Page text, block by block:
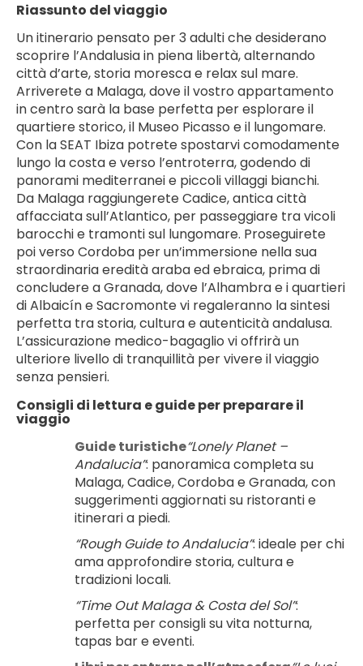
Riassunto del viaggio
Un itinerario pensato per 3 adulti che desiderano
scoprire l’Andalusia in piena libertà, alternando
città d’arte, storia moresca e relax sul mare.
Arriverete a Malaga, dove il vostro appartamento
in centro sarà la base perfetta per esplorare il
quartiere storico, il Museo Picasso e il lungomare.
Con la SEAT Ibiza potrete spostarvi comodamente
lungo la costa e verso l’entroterra, godendo di
panorami mediterranei e piccoli villaggi bianchi.
Da Malaga raggiungerete Cadice, antica città
affacciata sull’Atlantico, per passeggiare tra vicoli
barocchi e tramonti sul lungomare. Proseguirete
poi verso Cordoba per un’immersione nella sua
straordinaria eredità araba ed ebraica, prima di
concludere a Granada, dove l’Alhambra e i quartieri
di Albaicín e Sacromonte vi regaleranno la sintesi
perfetta tra storia, cultura e autenticità andalusa.
L’assicurazione medico-bagaglio vi offrirà un
ulteriore livello di tranquillità per vivere il viaggio
senza pensieri.
Consigli di lettura e guide per preparare il
viaggio
Guide turistiche“Lonely Planet –
Andalucia”: panoramica completa su
Malaga, Cadice, Cordoba e Granada, con
suggerimenti aggiornati su ristoranti e
itinerari a piedi.
“Rough Guide to Andalucia”: ideale per chi
ama approfondire storia, cultura e
tradizioni locali.
“Time Out Malaga & Costa del Sol”:
perfetta per consigli su vita notturna,
tapas bar e eventi.